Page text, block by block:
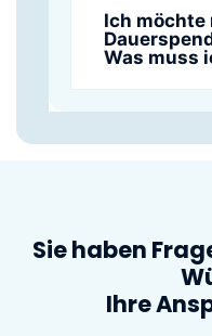
Ich möchte
Was muss
Sie haben
Ihre